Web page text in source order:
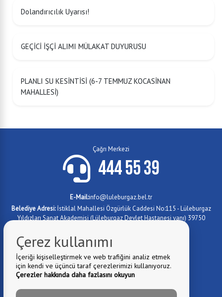
Dolandırıcılık Uyarısı!
GEÇİCİ İŞÇİ ALIMI MÜLAKAT DUYURUSU
PLANLI SU KESİNTİSİ (6-7 TEMMUZ KOCASİNAN
MAHALLESİ)
Çağrı Merkezi
444 55 39
E-Mail:info@luleburgaz.bel.tr
Belediye Adresi:İstiklal Mahallesi Özgürlük Caddesi No:115 - Lüleburgaz
Yıldızları Sanat Akademisi (Lüleburgaz Devlet Hastanesi yanı) 39750
Fax: 0288 417 4779
Telefon:0 288 417 1012
Telefon:0 288 417 1073
Çerez kullanımı
İçeriği kişiselleştirmek ve web trafiğini analiz etmek
için kendi ve üçüncü taraf çerezlerimizi kullanıyoruz.
Çerezler hakkında daha fazlasını okuyun